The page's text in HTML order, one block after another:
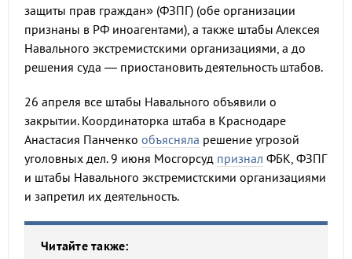
защиты прав граждан» (ФЗПГ) (обе организации
признаны в РФ иноагентами), а также штабы Алексея
Навального экстремистскими организациями, а до
решения суда — приостановить деятельность штабов.
26 апреля все штабы Навального объявили о
закрытии. Координаторка штаба в Краснодаре
Анастасия Панченко объясняла решение угрозой
уголовных дел. 9 июня Мосгорсуд признал ФБК, ФЗПГ
и штабы Навального экстремистскими организациями
и запретил их деятельность.
Читайте также: